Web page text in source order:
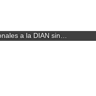
a la DIAN sin…